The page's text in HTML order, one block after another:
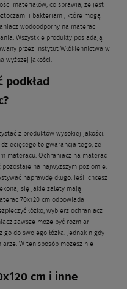
materiałów, co sprawia, że jest
i bakteriami, które mogą
wodoodporny na materac
Wszystkie produkty posiadają
przez Instytut Włókiennictwa w
jakości.
podkład
z produktów wysokiej jakości.
dziecięcego to gwarancja tego, że
materacu. Ochraniacz na materac
na najwyższym poziomie.
naprawdę długo. Jeśli chcesz
się jakie zalety mają
70x120 cm odpowiada
łóżko, wybierz ochraniacz
zawsze może być rozmiar
do swojego łóżka. Jednak nigdy
W ten sposób możesz nie
cm i inne